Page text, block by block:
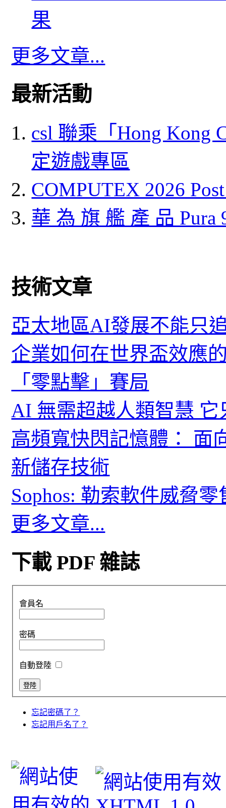
果
更多文章...
最新活動
csl 聯乘「Hong Kong
定遊戲專區
COMPUTEX 2026
華 為 旗 艦 產 品 Pura
技術文章
亞太地區AI發展不能只
企業如何在世界盃效應
「零點擊」賽局
AI 無需超越人類智慧
高頻寬快閃記憶體： 面
新儲存技術
Sophos: 勒索軟件威脅
更多文章...
下載 PDF 雜誌
會員名
密碼
自動登陸
忘記密碼了？
忘記用戶名了？